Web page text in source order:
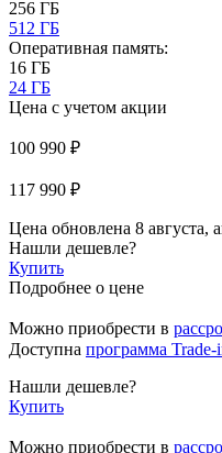
256 ГБ
512 ГБ
Оперативная память:
16 ГБ
24 ГБ
Цена с учетом акции
100 990 ₽
117 990 ₽
Цена обновлена 8 августа,
Нашли дешевле?
Купить
Подробнее о цене
Можно приобрести в
Доступна программа Trade-
Нашли дешевле?
Купить
Можно приобрести в